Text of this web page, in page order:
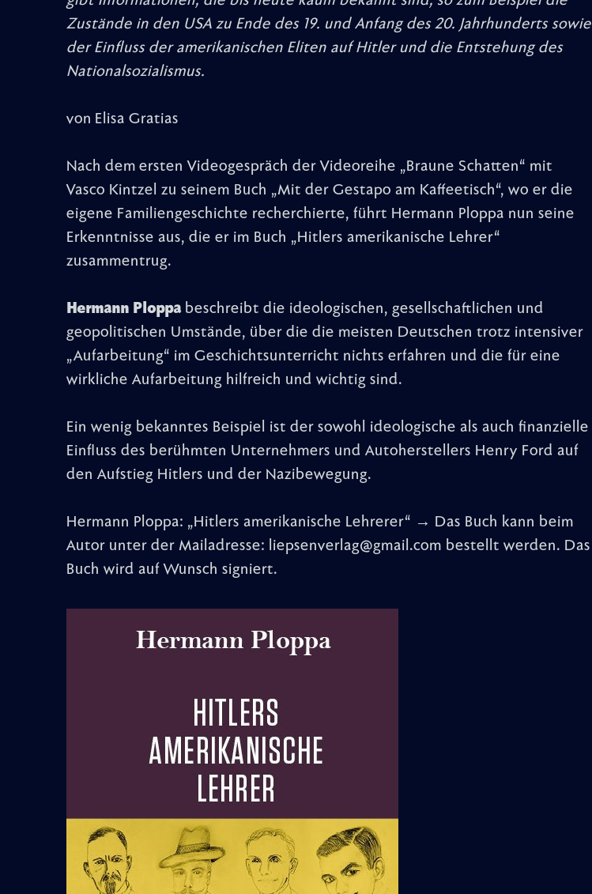
Zustände in den USA zu Ende des 19. und Anfang des 20. Jahrhunderts sowie
der Einfluss der amerikanischen Eliten auf Hitler und die Entstehung des
Nationalsozialismus.
von Elisa Gratias
Nach dem ersten Videogespräch der Videoreihe „Braune Schatten“ mit
Vasco Kintzel zu seinem Buch „Mit der Gestapo am Kaffeetisch“, wo er die
eigene Familiengeschichte recherchierte, führt Hermann Ploppa nun seine
Erkenntnisse aus, die er im Buch „Hitlers amerikanische Lehrer“
zusammentrug.
Hermann Ploppa beschreibt die ideologischen, gesellschaftlichen und
geopolitischen Umstände, über die die meisten Deutschen trotz intensiver
„Aufarbeitung“ im Geschichtsunterricht nichts erfahren und die für eine
wirkliche Aufarbeitung hilfreich und wichtig sind.
Ein wenig bekanntes Beispiel ist der sowohl ideologische als auch finanzielle
Einfluss des berühmten Unternehmers und Autoherstellers Henry Ford auf
den Aufstieg Hitlers und der Nazibewegung.
Hermann Ploppa: „Hitlers amerikanische Lehrerer“ → Das Buch kann beim
Autor unter der Mailadresse: liepsenverlag@gmail.com bestellt werden. Das
Buch wird auf Wunsch signiert.